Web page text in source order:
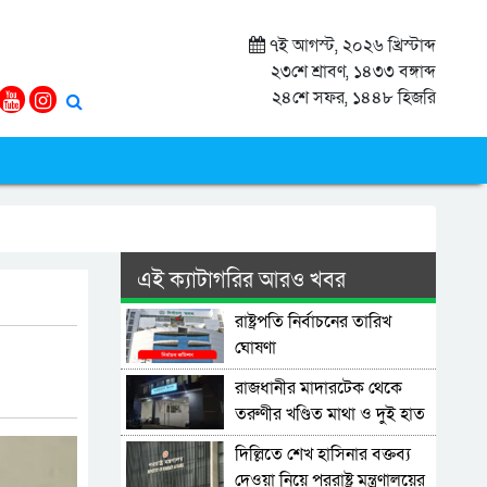
৭ই আগস্ট, ২০২৬ খ্রিস্টাব্দ
২৩শে শ্রাবণ, ১৪৩৩ বঙ্গাব্দ
২৪শে সফর, ১৪৪৮ হিজরি
এই ক্যাটাগরির আরও খবর
রাষ্ট্রপতি নির্বাচনের তারিখ
ঘোষণা
রাজধানীর মাদারটেক থেকে
তরুণীর খণ্ডিত মাথা ও দুই হাত
উদ্ধার
দিল্লিতে শেখ হাসিনার বক্তব্য
দেওয়া নিয়ে পররাষ্ট্র মন্ত্রণালয়ের